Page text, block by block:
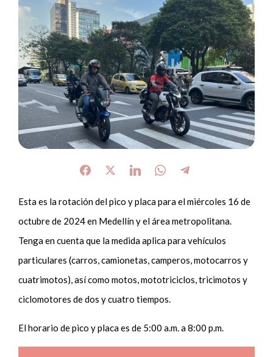
Esta es la rotación del pico y placa para el miércoles 16 de
octubre de 2024 en Medellín y el área metropolitana.
Tenga en cuenta que la medida aplica para vehículos
particulares (carros, camionetas, camperos, motocarros y
cuatrimotos), así como motos, mototriciclos, tricimotos y
ciclomotores de dos y cuatro tiempos.
El horario de pico y placa es de 5:00 a.m. a 8:00 p.m.